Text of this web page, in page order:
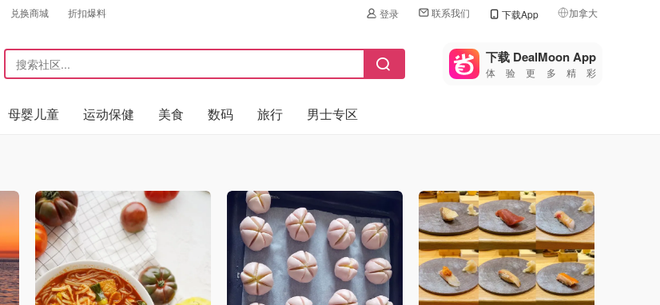
兑换商城 折扣爆料 登录 联系我们 下载App 加拿大
🇺🇸
美国
🇨🇳中国
🇩🇪德国
🇫🇷法国
🇮🇹意大利
🇦🇺澳洲
下载 DealMoon App
体验更多精彩
母婴儿童 运动保健 美食 数码 旅行 男士专区